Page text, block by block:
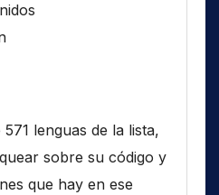
lenguas de la lista,
sobre su código y
que hay en ese